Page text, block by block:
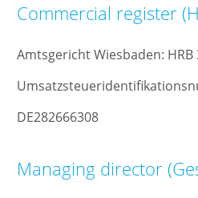
Commercial register
Amtsgericht Wiesbaden: HRB
DE282666308
Managing director